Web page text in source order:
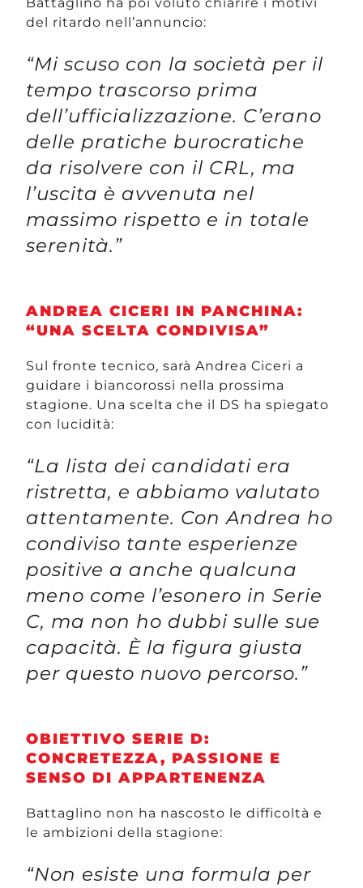
Battaglino ha poi voluto chiarire i motivi
del ritardo nell’annuncio:
“Mi scuso con la società per il
tempo trascorso prima
dell’ufficializzazione. C’erano
delle pratiche burocratiche
da risolvere con il CRL, ma
l’uscita è avvenuta nel
massimo rispetto e in totale
serenità.”
ANDREA CICERI IN PANCHINA:
“UNA SCELTA CONDIVISA”
Sul fronte tecnico, sarà Andrea Ciceri a
guidare i biancorossi nella prossima
stagione. Una scelta che il DS ha spiegato
con lucidità:
“La lista dei candidati era
ristretta, e abbiamo valutato
attentamente. Con Andrea ho
condiviso tante esperienze
positive a anche qualcuna
meno come l’esonero in Serie
C, ma non ho dubbi sulle sue
capacità. È la figura giusta
per questo nuovo percorso.”
OBIETTIVO SERIE D:
CONCRETEZZA, PASSIONE E
SENSO DI APPARTENENZA
Battaglino non ha nascosto le difficoltà e
le ambizioni della stagione:
“Non esiste una formula per